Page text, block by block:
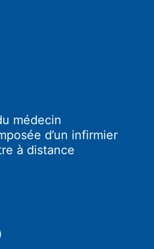
médecin
d’un infirmier
à distance